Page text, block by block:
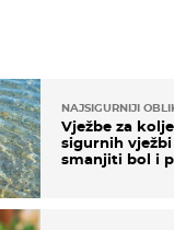
NAJSIGURNIJI
Vježbe za
sigurnih
smanjiti bol i